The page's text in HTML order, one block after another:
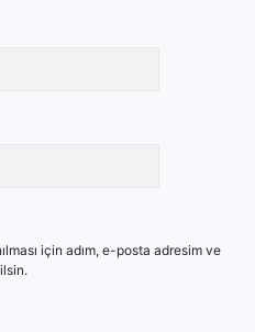
için adım, e-posta adresim ve